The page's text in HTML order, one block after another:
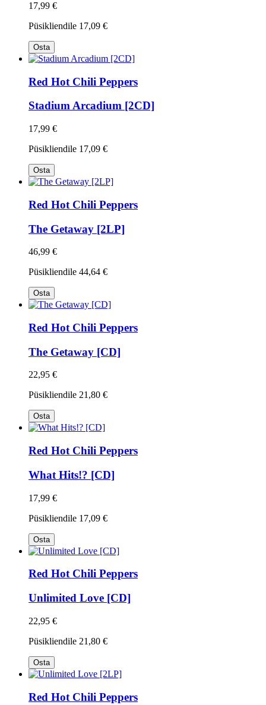
17,99 €
Püsikliendile 17,09 €
Osta
Red Hot Chili Peppers
Stadium Arcadium [2CD]
17,99 €
Püsikliendile 17,09 €
Osta
Red Hot Chili Peppers
The Getaway [2LP]
46,99 €
Püsikliendile 44,64 €
Osta
Red Hot Chili Peppers
The Getaway [CD]
22,95 €
Püsikliendile 21,80 €
Osta
Red Hot Chili Peppers
What Hits!? [CD]
17,99 €
Püsikliendile 17,09 €
Osta
Red Hot Chili Peppers
Unlimited Love [CD]
22,95 €
Püsikliendile 21,80 €
Osta
Red Hot Chili Peppers